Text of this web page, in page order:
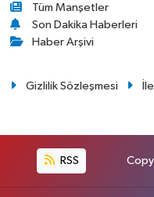
Tüm Manşetler
Son Dakika Haberleri
Haber Arşivi
Gizlilik Sözleşmesi
RSS